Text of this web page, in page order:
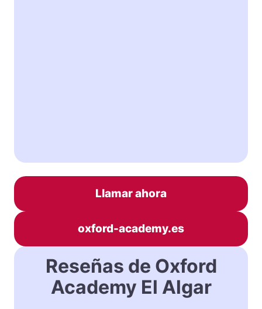
Llamar ahora
oxford-academy.es
Reseñas de Oxford
Academy El Algar